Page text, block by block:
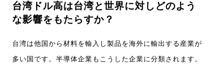
台湾ドル高は台湾と世界に対しどのよう
な影響をもたらすか？
台湾は他国から材料を輸入し製品を海外に輸出する産業が
多い国です。半導体企業もこうした企業に分類されます。